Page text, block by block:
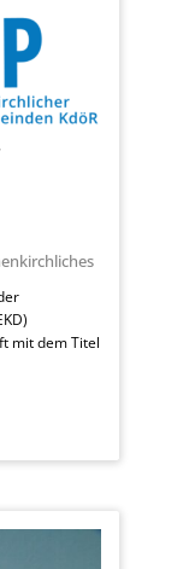
mit dem Titel